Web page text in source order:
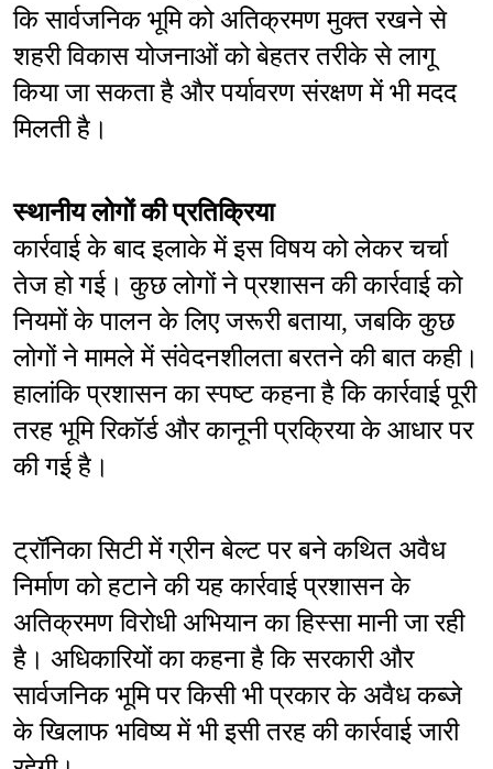
कि सार्वजनिक भूमि को अतिक्रमण मुक्त रखने से
शहरी विकास योजनाओं को बेहतर तरीके से लागू
किया जा सकता है और पर्यावरण संरक्षण में भी मदद
मिलती है।
स्थानीय लोगों की प्रतिक्रिया
कार्रवाई के बाद इलाके में इस विषय को लेकर चर्चा
तेज हो गई। कुछ लोगों ने प्रशासन की कार्रवाई को
नियमों के पालन के लिए जरूरी बताया, जबकि कुछ
लोगों ने मामले में संवेदनशीलता बरतने की बात कही।
हालांकि प्रशासन का स्पष्ट कहना है कि कार्रवाई पूरी
तरह भूमि रिकॉर्ड और कानूनी प्रक्रिया के आधार पर
की गई है।
ट्रॉनिका सिटी में ग्रीन बेल्ट पर बने कथित अवैध
निर्माण को हटाने की यह कार्रवाई प्रशासन के
अतिक्रमण विरोधी अभियान का हिस्सा मानी जा रही
है। अधिकारियों का कहना है कि सरकारी और
सार्वजनिक भूमि पर किसी भी प्रकार के अवैध कब्जे
के खिलाफ भविष्य में भी इसी तरह की कार्रवाई जारी